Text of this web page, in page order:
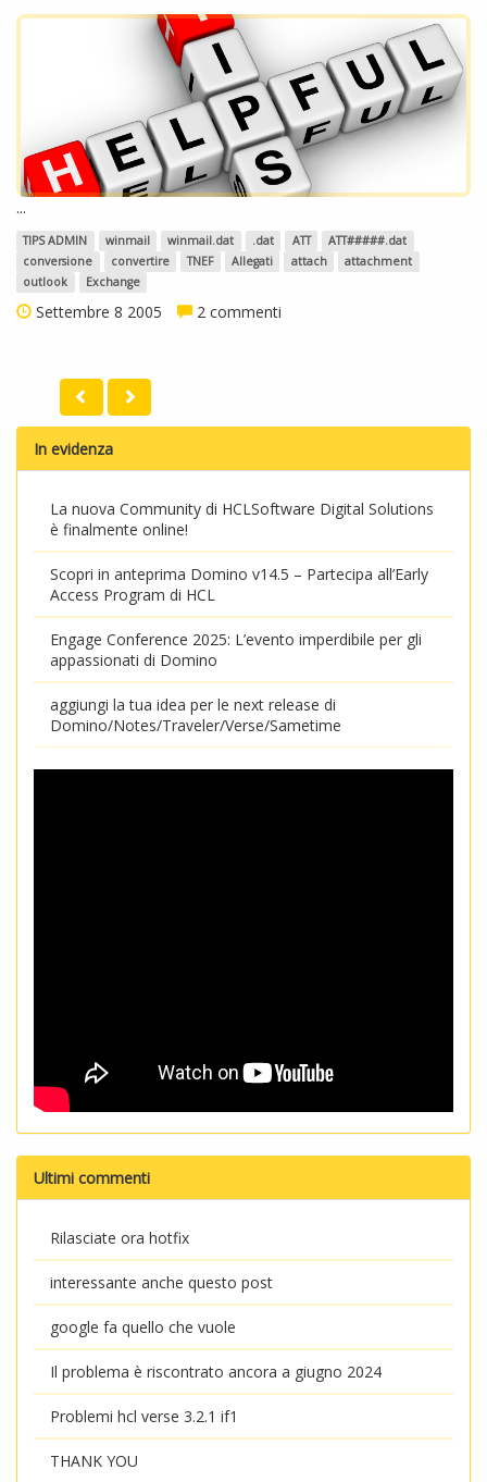
...
TIPS ADMIN winmail winmail.dat .dat ATT
ATT#####.dat
conversione
convertire TNEF Allegati attach
attachment
outlook
Exchange
Settembre 8 2005 2 commenti
In evidenza
La nuova Community di HCLSoftware Digital Solutions
è finalmente online!
Scopri in anteprima Domino v14.5 – Partecipa all’Early
Access Program di HCL
Engage Conference 2025: L’evento imperdibile per gli
appassionati di Domino
aggiungi la tua idea per le next release di
Domino/Notes/Traveler/Verse/Sametime
Ultimi commenti
Rilasciate ora hotfix
interessante anche questo post
google fa quello che vuole
Il problema è riscontrato ancora a giugno 2024
Problemi hcl verse 3.2.1 if1
THANK YOU